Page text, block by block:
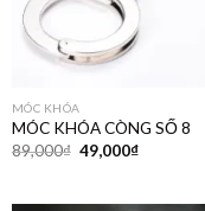
MÓC KHÓA
MÓC KHÓA CÒNG SỐ 8
89,000₫ 49,000₫